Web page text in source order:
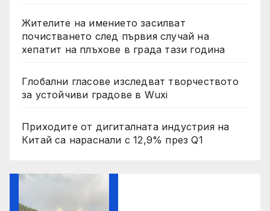
Жителите на имението засилват
почистването след първия случай на
хепатит на плъхове в града тази година
Глобални гласове изследват творчеството
за устойчиви градове в Wuxi
Приходите от дигиталната индустрия на
Китай са нараснали с 12,9% през Q1